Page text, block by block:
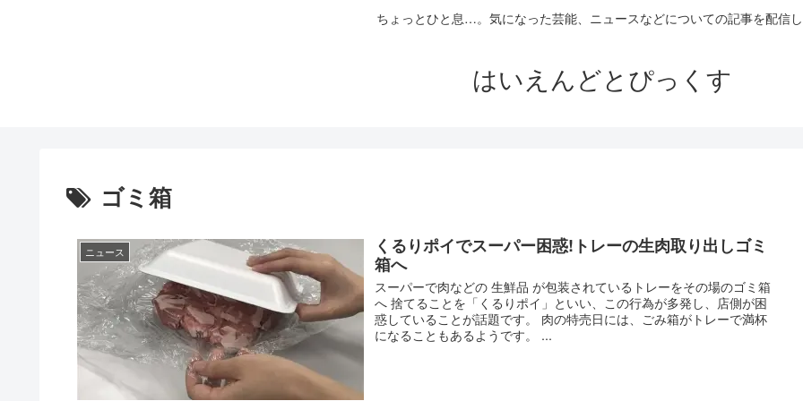
ちょっとひと息…。気になった芸能、ニュースなどについての記事を配信
はいえんどとぴっくす
ゴミ箱
ニュース
くるりポイでスーパー困惑!トレーの生肉取り出しゴミ
箱へ
スーパーで肉などの 生鮮品 が包装されているトレーをその場のゴミ箱
へ 捨てることを「くるりポイ」といい、この行為が多発し、店側が困
惑していることが話題です。 肉の特売日には、ごみ箱がトレーで満杯
になることもあるようです。 ...